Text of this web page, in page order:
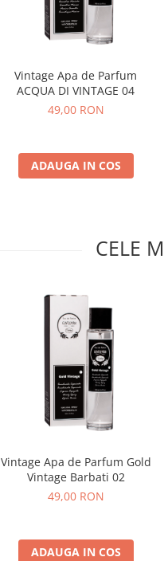
Vintage Apa de Parfum
ACQUA DI VINTAGE 04
49,00 RON
ADAUGA IN COS
CELE
Vintage Apa de Parfum Gold
Vintage Barbati 02
49,00 RON
ADAUGA IN COS